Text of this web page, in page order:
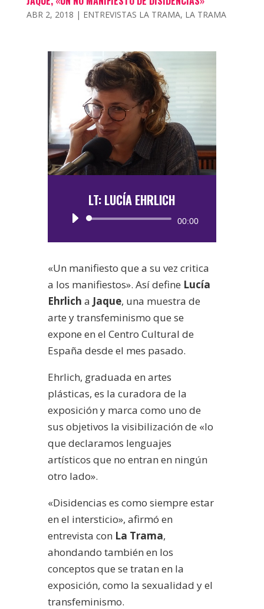
ABR 2, 2018 | ENTREVISTAS LA TRAMA, LA TRAMA
LT: LUCÍA EHRLICH
Reproductor
00:00
«Un manifiesto que a su vez critica
a los manifiestos». Así define Lucía
Ehrlich a Jaque, una muestra de
arte y transfeminismo que se
expone en el Centro Cultural de
España desde el mes pasado.
Ehrlich, graduada en artes
plásticas, es la curadora de la
exposición y marca como uno de
sus objetivos la visibilización de «lo
que declaramos lenguajes
artísticos que no entran en ningún
otro lado».
«Disidencias es como siempre estar
en el intersticio», afirmó en
entrevista con La Trama,
ahondando también en los
conceptos que se tratan en la
exposición, como la sexualidad y el
transfeminismo.